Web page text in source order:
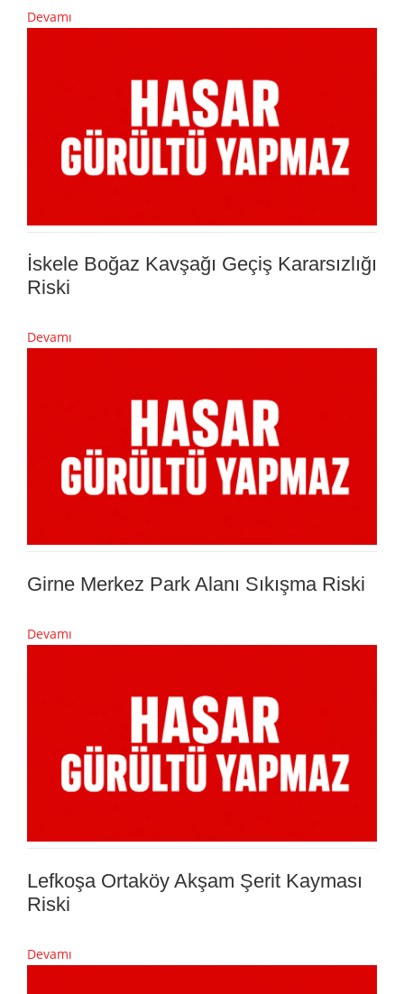
Devamı
İskele Boğaz Kavşağı Geçiş Kararsızlığı
Riski
Devamı
Girne Merkez Park Alanı Sıkışma Riski
Devamı
Lefkoşa Ortaköy Akşam Şerit Kayması
Riski
Devamı